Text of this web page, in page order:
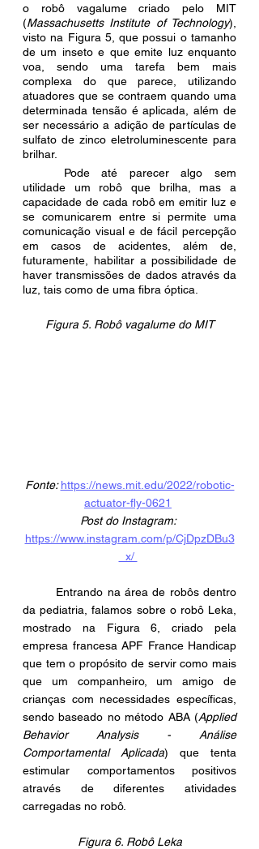
o robô vagalume criado pelo MIT
(Massachusetts Institute of Technology),
visto na Figura 5, que possui o tamanho
de um inseto e que emite luz enquanto
voa, sendo uma tarefa bem mais
complexa do que parece, utilizando
atuadores que se contraem quando uma
determinada tensão é aplicada, além de
ser necessário a adição de partículas de
sulfato de zinco eletroluminescente para
brilhar.
utilidade um robô que brilha, mas a
capacidade de cada robô em emitir luz e
se comunicarem entre si permite uma
comunicação visual e de fácil percepção
em casos de acidentes, além de,
futuramente, habilitar a possibilidade de
haver transmissões de dados através da
luz, tais como de uma fibra óptica.
Figura 5. Robô vagalume do MIT
Fonte: https://news.mit.edu/2022/robotic-
actuator-fly-0621
Post do Instagram:
https://www.instagram.com/p/CjDpzDBu3
_x/
da pediatria, falamos sobre o robô Leka,
mostrado na Figura 6, criado pela
empresa francesa APF France Handicap
que tem o propósito de servir como mais
que um companheiro, um amigo de
crianças com necessidades específicas,
sendo baseado no método ABA (Applied
Behavior Analysis - Análise
Comportamental Aplicada) que tenta
estimular comportamentos positivos
através de diferentes atividades
carregadas no robô.
Figura 6. Robô Leka